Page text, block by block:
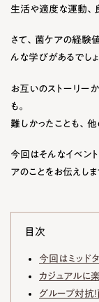
生活や適度な運動、
さて、菌ケアの経験
んな学びがあるでしょ
お互いのストーリー
も。
難しかったことも、
今回はそんなイベン
アのことをお伝えしま
目次
今回はミッド
カジュアルに
グループ対抗